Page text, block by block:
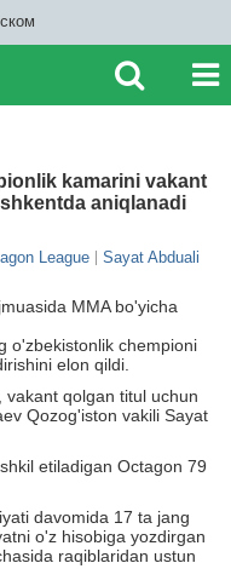
kamarini vakant
aniqlanadi
League
Sayat Abduali
MMA bo'yicha
o'zbekistonlik chempioni
elon qildi.
qolgan titul uchun
Qozog'iston vakili Sayat
etiladigan Octagon 79
davomida 17 ta jang
o'z hisobiga yozdirgan
raqiblaridan ustun